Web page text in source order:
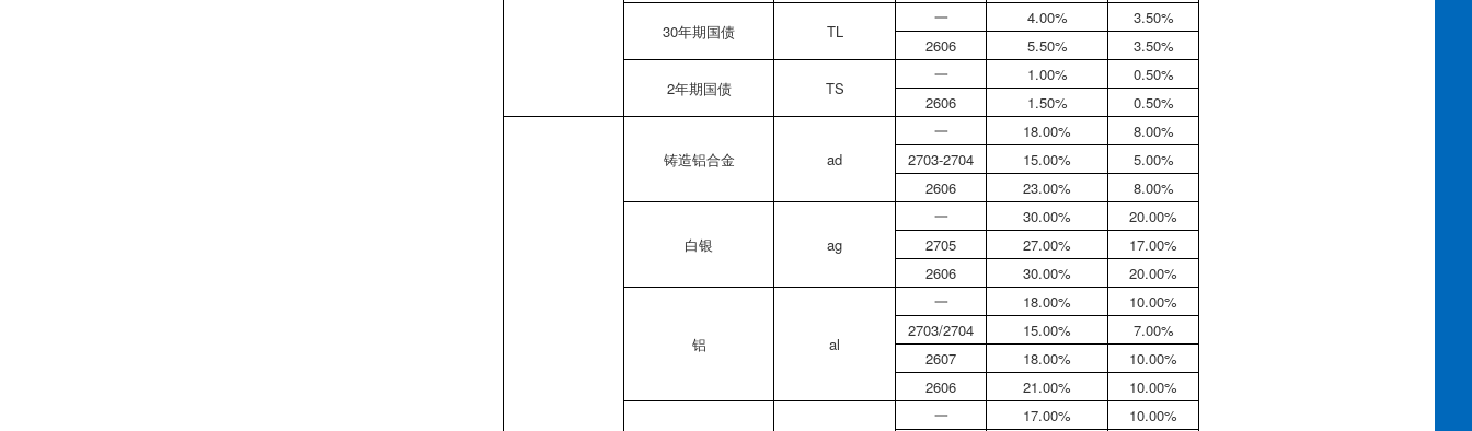
30年期国债 TL
一 4.00%
3.50%
2606
5.50% 3.50%
2年期国债 TS
一 1.00%
0.50%
2606
1.50% 0.50%
铸造铝合金 ad
一 18.00%
8.00%
2703-2704
15.00%
5.00%
2606
23.00% 8.00%
白银 ag
一 30.00%
20.00%
2705
27.00%
17.00%
2606
30.00% 20.00%
铝 al
一 18.00%
10.00%
2703/2704
15.00%
7.00%
2607
18.00%
10.00%
2606
21.00% 10.00%
一 17.00%
10.00%